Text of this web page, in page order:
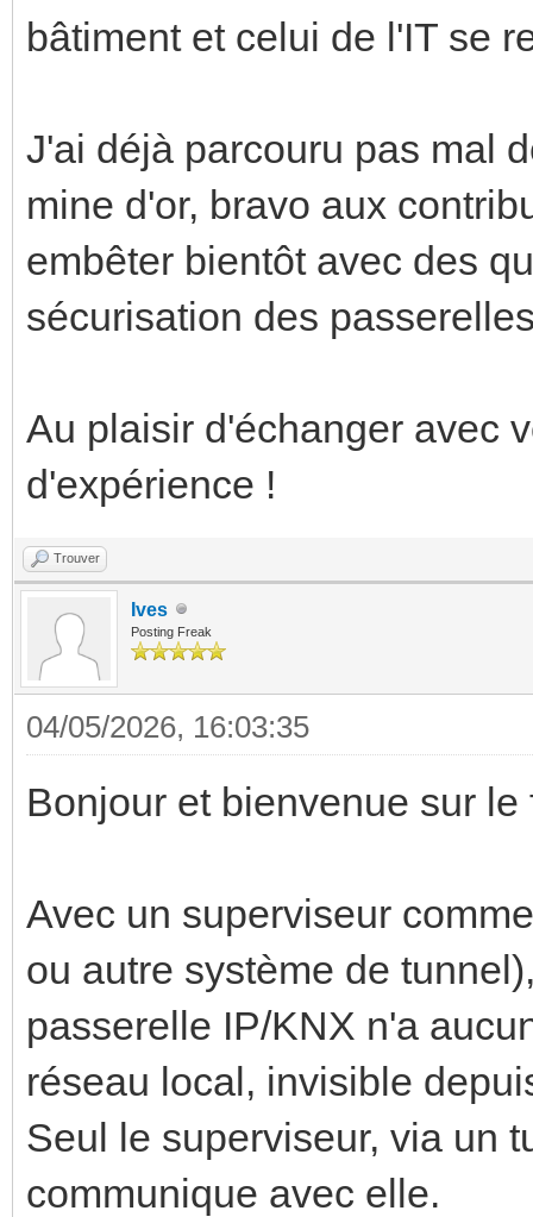
bâtiment et celui de l'IT se
J'ai déjà parcouru pas mal
mine d'or, bravo aux
embêter bientôt avec des
sécurisation des
Au plaisir d'échanger avec
d'expérience !
Trouver
Ives
Posting Freak
04/05/2026, 16:03:35
Bonjour et bienvenue sur le
Avec un superviseur
ou autre système de
passerelle IP/KNX n'a
réseau local, invisible
Seul le superviseur, via un
communique avec elle.